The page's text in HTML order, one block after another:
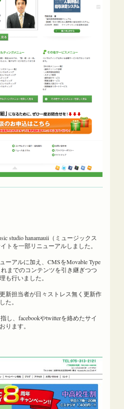
studio hanamauii（ミュージックス
トを一部リニューアルしました。
ーアルに加え、CMSをMovable Type
までのコンテンツを引き継ぎつつ
も行いました。
新担当者が日々ストレス無く更新作
た。
し、facebookやtwitterを絡めたサイ
ります。